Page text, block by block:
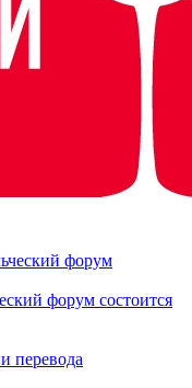
форум состоится